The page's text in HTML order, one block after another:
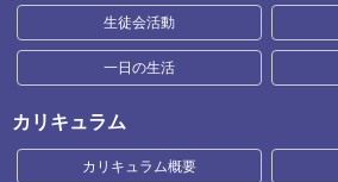
生徒会活動
一日の生活
カリキュラム
カリキュラム概要